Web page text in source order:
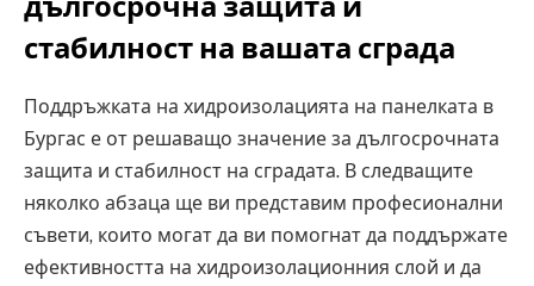
стабилност на вашата сграда
Поддръжката на хидроизолацията на панелката в
Бургас е от решаващо значение за дългосрочната
защита и стабилност на сградата. В следващите
няколко абзаца ще ви представим професионални
съвети, които могат да ви помогнат да поддържате
ефективността на хидроизолационния слой и да